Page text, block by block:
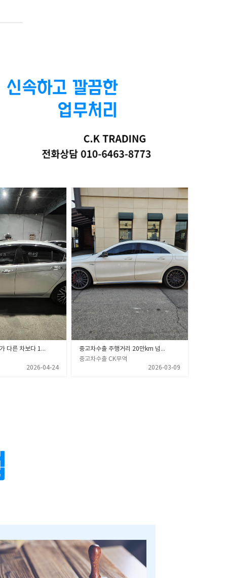
중고차수출 내 차가 다른 차보다 100만 원 더 비싼 이유? 수출 효자 옵션 TOP 3
2026-04-24
중고차수출 주행거리 20만km 넘은 내 차, 국내 매매보다 비싸게 파는 법
중고차수출 CK무역
2026-03-09